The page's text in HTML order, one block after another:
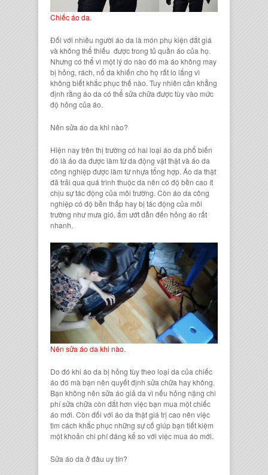
Chiếc áo da.
Đối với nhiều người áo dalà món phụ kiện đắt giá
và không thể thiếu được trong tủ quần áo của họ.
Nhưng có thể vì một lý do nào đó mà áo không may
bị hỏng,rách, nổ dakhiến cho họ rất lo lắng vì
không biết khắc phục thế nào. Tuy nhiên cần khẳng
định rằng áo dacó thể sửa chữa được tùy vào mức
độ hỏng của áo.
Nên sửa áo dakhi nào?
Hiện nay trên thị trường có hai loại áo da phổ biến
đó làáo dađược làm từda động vật thậtvàáo da
công nghiệpđược làm từnhựa tổng hợp.Áo da thật
đã trải qua quá trình thuộc da nên có độ bền cao ít
chịu sự tác động của môi trường. Còn áo da công
nghiệpcó độ bền thấp hay bị tác động của môi
trường như mưa gió, ẩm ướt dẫn đến hỏng áo rất
nhanh.
Nên sửa áo da khi nào.
Do đó khi áo da bị hỏng tùy theo loại da của chiếc
áo đó mà bạn nên quyết định sửa chữa hay không.
Bạn không nên sửa áo giả da vì nếu hỏng nặng chi
phí sửa chữa còn đắt hơn việc bạn mua mộtchiếc
áo mới. Còn đối với áo da thậtgiá trị cao nên việc
tìm cách khắc phục những sự cố giúp bạn tiết kiệm
một khoản chi phí đáng kể so với việc mua áo mới.
Sửa áo da ở đâu uy tín?